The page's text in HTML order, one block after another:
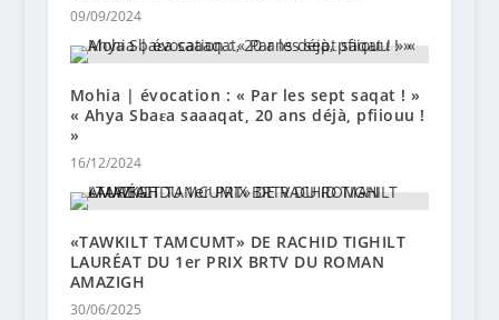
09/09/2024
Mohia | évocation : « Par les sept saqat ! »
« Ahya Sbaɛa saaaqat, 20 ans déjà, pfiiouu !
»
16/12/2024
«TAWKILT TAMCUMT» DE RACHID TIGHILT
LAURÉAT DU 1er PRIX BRTV DU ROMAN
AMAZIGH
30/06/2025